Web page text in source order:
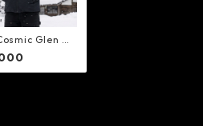
Glen Di
プレミアム・
ルゾン